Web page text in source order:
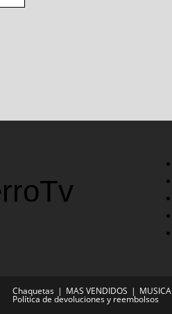
Chaquetas MAS VENDIDOS MUSICA
Política de devoluciones y reembolsos